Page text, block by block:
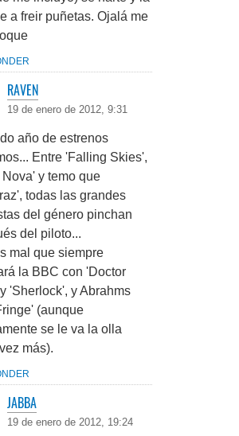
a freir puñetas. Ojalá me
RAVEN
19 de enero de 2012, 9:31
año de estrenos
Entre 'Falling Skies',
Nova' y temo que
todas las grandes
del género pinchan
del piloto...
mal que siempre
la BBC con 'Doctor
'Sherlock', y Abrahms
(aunque
se le va la olla
más).
JABBA
19 de enero de 2012, 19:24